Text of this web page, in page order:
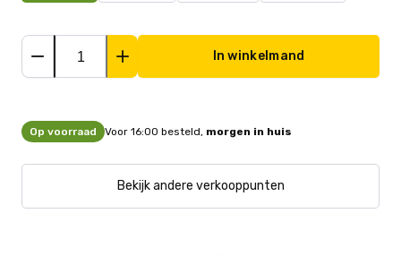
In winkelmand
Op voorraad Voor 16:00 besteld, morgen in huis
Bekijk andere verkooppunten